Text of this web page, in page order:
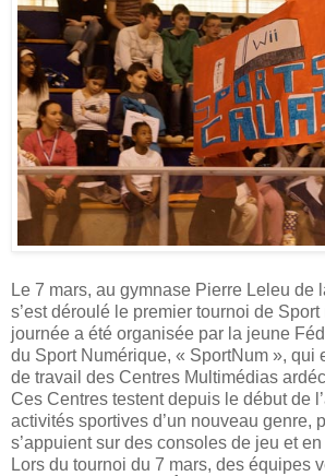
Le 7 mars, au gymnase Pierre Leleu de
s’est déroulé le premier tournoi de
journée a été organisée par la jeune
du Sport Numérique, « SportNum », qui
de travail des Centres Multimédias
Ces Centres testent depuis le début de
activités sportives d’un nouveau genre,
s’appuient sur des consoles de jeu et
Lors du tournoi du 7 mars, des équipes